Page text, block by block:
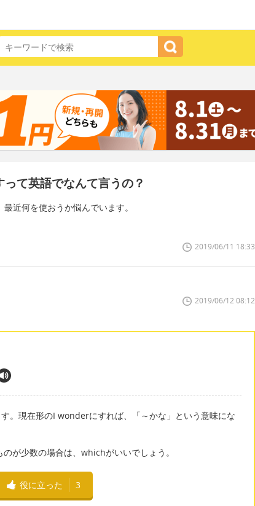
て英語でなんて言うの？
近何を使おうか悩んでいます。
2019/06/11 18:33
2019/06/12 08:12
。現在形のI wonderにすれば、「～かな」という意味にな
が少数の場合は、whichがいいでしょう。
役に立った 3